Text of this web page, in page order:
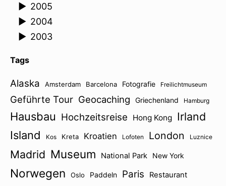
► 2005
► 2004
► 2003
Tags
Alaska Amsterdam Barcelona Fotografie Freilichtmuseum
Geführte Tour Geocaching Griechenland Hamburg
Hausbau Hochzeitsreise Hong Kong Irland
Island
Kos Kreta Kroatien Lofoten London Luznice
Madrid Museum National Park New York
Norwegen Oslo Paddeln Paris Restaurant